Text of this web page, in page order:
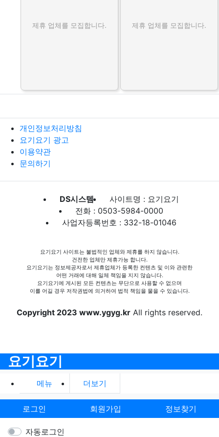
제휴 업체를 모집합니다. 제휴 업체를 모집합니다.
개인정보처리방침
요기요기 광고
이용약관
문의하기
DS시스템
사이트명 : 요기요기
전화 : 0503-5984-0000
사업자등록번호 : 332-18-01046
요기요기 사이트는 불법적인 업체와 제휴를 하지 않습니다.
건전한 업체만 제휴가능 합니다.
요기요기는 정보제공자로서 제휴업체가 등록한 컨텐츠 및 이와 관련한
어떤 거래에 대해 일체 책임을 지지 않습니다.
요기요기에 게시된 모든 컨텐츠는 무단으로 사용할 수 없으며
이를 어길 경우 저작권법에 의거하여 법적 책임을 물을 수 있습니다.
Copyright 2023 www.ygyg.kr All rights reserved.
요기요기
메뉴 더보기
로그인 회원가입 정보찾기
자동로그인